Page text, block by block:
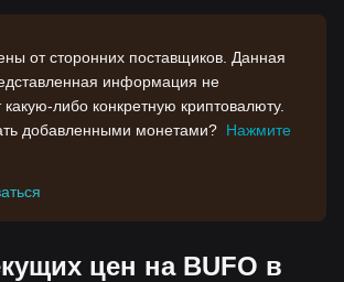
от сторонних поставщиков. Данная
информация не
либо конкретную криптовалюту.
добавленными монетами? Нажмите
цен на BUFO в